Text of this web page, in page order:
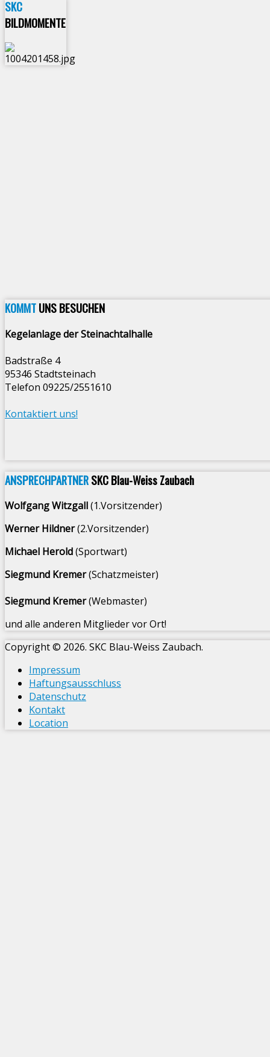
SKC
BILDMOMENTE
KOMMTUNS BESUCHEN
Kegelanlage der Steinachtalhalle
Badstraße 4
95346 Stadtsteinach
Telefon 09225/2551610
Kontaktiert uns!
ANSPRECHPARTNERSKC Blau-Weiss Zaubach
Wolfgang Witzgall(1.Vorsitzender)
Werner Hildner(2.Vorsitzender)
Michael Herold(Sportwart)
Siegmund Kremer(Schatzmeister)
Siegmund Kremer(Webmaster)
und alle anderen Mitglieder vor Ort!
Copyright © 2026. SKC Blau-Weiss Zaubach.
Impressum
Haftungsausschluss
Datenschutz
Kontakt
Location